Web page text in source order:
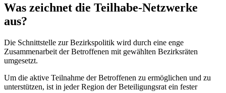
Was zeichnet die Teilhabe-Netzwerke
aus?
Die Schnittstelle zur Bezirkspolitik wird durch eine enge
Zusammenarbeit der Betroffenen mit gewählten Bezirksräten
umgesetzt.
Um die aktive Teilnahme der Betroffenen zu ermöglichen und zu
unterstützen, ist in jeder Region der Beteiligungsrat ein fester